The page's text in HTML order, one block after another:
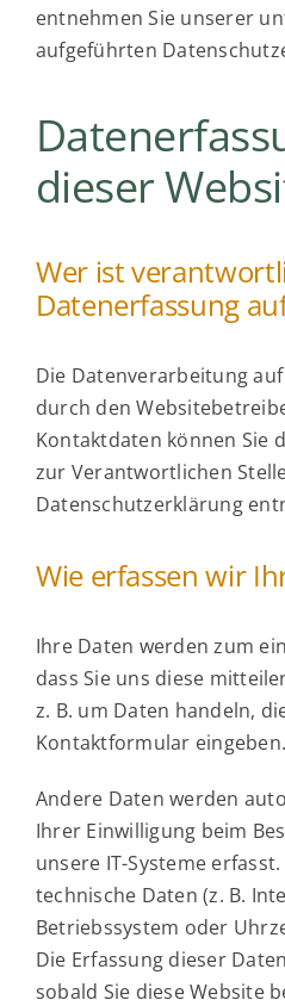
entnehmen Sie unserer
aufgeführten
dieser
Wer ist
Datenerfassung
Die Datenverarbeitung
durch den
Kontaktdaten können Sie
zur Verantwortlichen
Datenschutzerklärung
Wie erfassen wir
Ihre Daten werden zum
dass Sie uns diese
z. B. um Daten handeln,
Kontaktformular eingeben.
Andere Daten werden
Ihrer Einwilligung beim
unsere IT-Systeme
technische Daten (z. B.
Betriebssystem oder
Die Erfassung dieser
sobald Sie diese Website